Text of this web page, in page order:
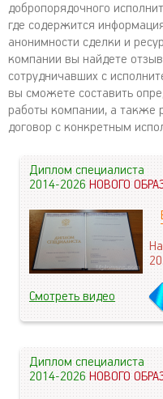
добропорядочного
где содержится
анонимности сделки и
компании вы найдете
сотрудничавших с
вы сможете составить
работы компании, а также
договор с конкретным
Диплом специалиста
2014-2026НОВОГО
Смотреть видео
Диплом специалиста
2014-2026НОВОГО